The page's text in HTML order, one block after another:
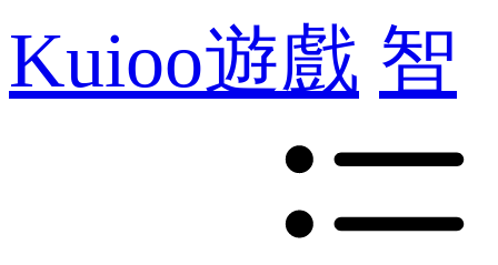
Kuioo遊戲 智